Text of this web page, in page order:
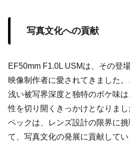
写真文化への貢献
EF50mm F1.0L USMは、その登
映像制作者に愛されてきました
浅い被写界深度と独特のボケ味
性を切り開くきっかけとなりま
ペックは、レンズ設計の限界に
て、写真文化の発展に貢献してい